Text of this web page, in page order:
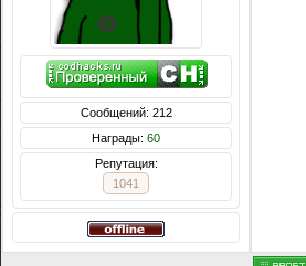
Сообщений: 212
Награды: 60
Репутация:
1041